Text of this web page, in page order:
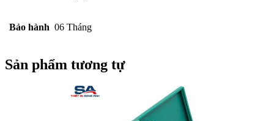
Bảo hành 06 Tháng
Sản phẩm tương tự